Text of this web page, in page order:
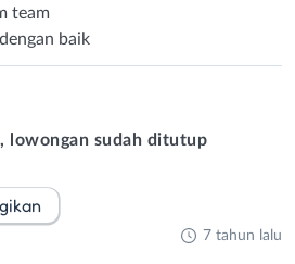
team
baik
lowongan sudah ditutup
7 tahun lalu